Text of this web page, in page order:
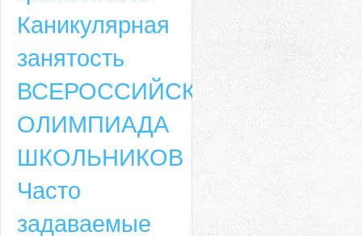
Каникулярная
занятость
ВСЕРОССИЙСКАЯ
ОЛИМПИАДА
ШКОЛЬНИКОВ
Часто
задаваемые